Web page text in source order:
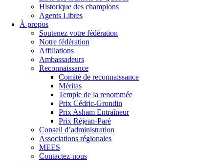
Historique des champions
Agents Libres
À propos
Soutenez votre fédération
Notre fédération
Affiliations
Ambassadeurs
Reconnaissance
Comité de reconnaissance
Méritas
Temple de la renommée
Prix Cédric-Grondin
Prix Asham Entraîneur
Prix Réjean-Paré
Conseil d’administration
Associations régionales
MEES
Contactez-nous